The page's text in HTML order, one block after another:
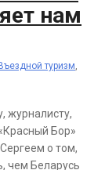
нам
Въездной туризм,
журналисту,
Бор»
о том,
чем Беларусь